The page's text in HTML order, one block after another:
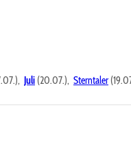
Juli (20.07.), Sterntaler